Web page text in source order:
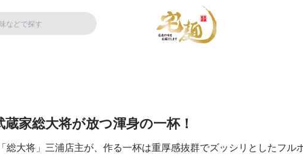
家総大将が放つ渾身の一杯！
総大将」三浦店主が、作る一杯は重厚感抜群でズッシリとしたフ